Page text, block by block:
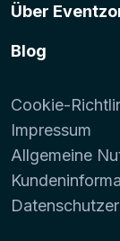
Über
Blog
Cookie-
Impressum
Allgemeine